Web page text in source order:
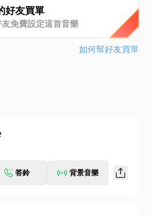
好友買單
免費設定這首音樂
如何幫好友買單
答鈴 背景音樂